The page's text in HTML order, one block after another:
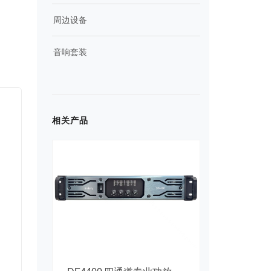
周边设备
音响套装
相关产品